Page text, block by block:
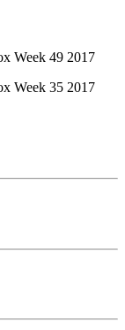
Week 49 2017
Week 35 2017